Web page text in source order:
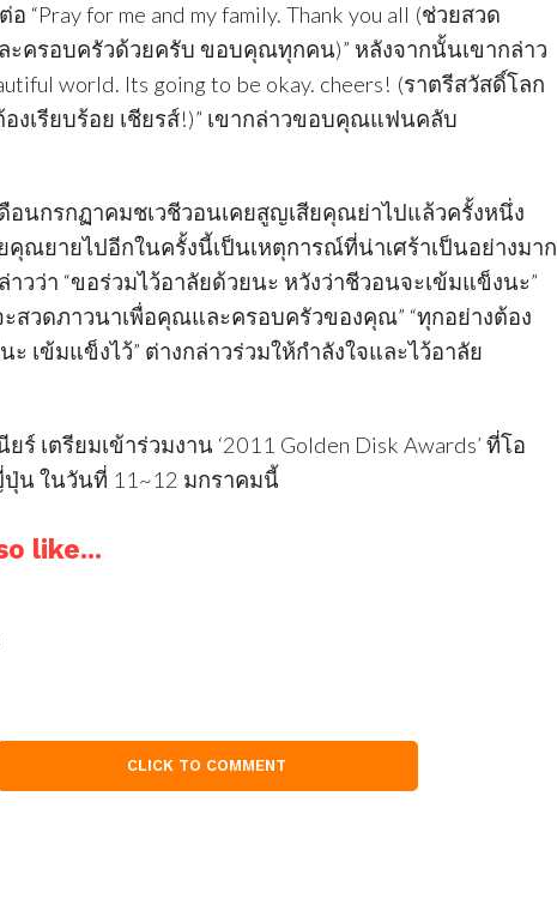
“Pray for me and my family. Thank you all (ช่วยสวด
ะครอบครัวด้วยครับ ขอบคุณทุกคน)” หลังจากนั้นเขากล่าว
world. Its going to be okay. cheers! (ราตรีสวัสดิ์โลก
งเรียบร้อย เชียรส์!)” เขากล่าวขอบคุณแฟนคลับ
อนกรกฏาคมชเวชีวอนเคยสูญเสียคุณย่าไปแล้วครั้งหนึ่ง
คุณยายไปอีกในครั้งนี้เป็นเหตุการณ์ที่น่าเศร้าเป็นอย่างมาก
วว่า “ขอร่วมไว้อาลัยด้วยนะ หวังว่าชีวอนจะเข้มแข็งนะ”
ะสวดภาวนาเพื่อคุณและครอบครัวของคุณ” “ทุกอย่างต้อง
เข้มแข็งไว้” ต่างกล่าวร่วมให้กำลังใจและไว้อาลัย
ร์ เตรียมเข้าร่วมงาน ‘2011 Golden Disk Awards’ ที่โอ
น ในวันที่ 11~12 มกราคมนี้
like...
CLICK TO COMMENT